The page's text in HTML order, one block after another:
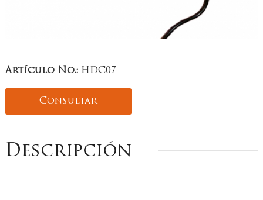
Artículo No.:HDC07
Consultar
Descripción